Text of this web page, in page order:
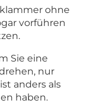
ohne
vorführen
Sie eine
nur
anders als
haben.